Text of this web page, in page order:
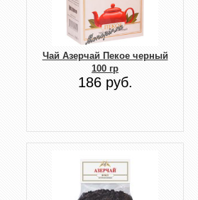
Чай Азерчай Пекое черный
100 гр
186 руб.